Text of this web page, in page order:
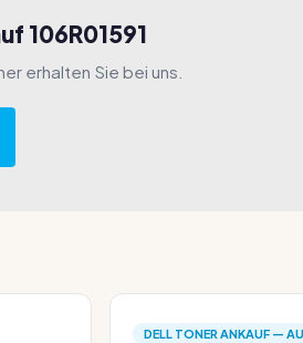
106R01591
erhalten Sie bei uns.
DELL TONER ANKAUF —